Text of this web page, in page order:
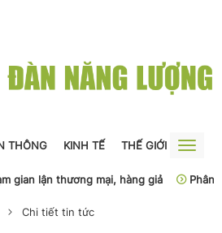
THÔNG KINH TẾ THẾ GIỚI
Toggle
lận thương mại, hàng giả
Phân
Chi tiết tin tức